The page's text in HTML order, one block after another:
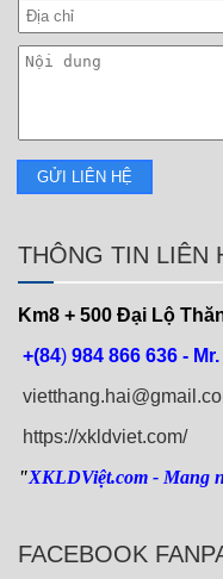
THÔNG TIN LIÊN
Km8 + 500 Đại Lộ
+(84) 984 866 636 -
https://xkldviet.com/
"XKLDViệt.com - Mang
FACEBOOK